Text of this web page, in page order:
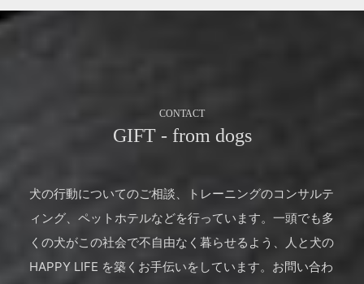
CONTACT
GIFT - from dogs
犬の行動についてのご相談、トレーニングのコンサルテ
ィング、ペットホテルなどを行っています。 一頭でも多
くの犬がこの社会で不自由なく暮らせるよう、人と犬の
HAPPY LIFE を築くお手伝いをしています。 お問い合わ